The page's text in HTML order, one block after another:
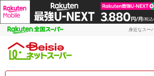
身近なスー